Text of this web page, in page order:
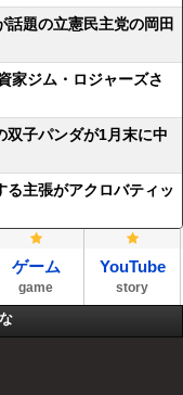
話題の立憲民主党の岡田
家ジム・ロジャーズさ
双子パンダが1月末に中
る主張がアクロバティッ
ゲーム
game
YouTube
story